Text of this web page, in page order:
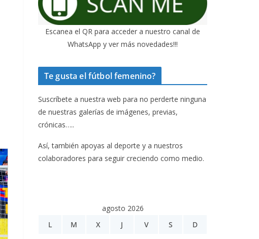
Escanea el QR para acceder a nuestro canal de
WhatsApp y ver más novedades!!!
Te gusta el fútbol femenino?
Suscríbete a nuestra web para no perderte ninguna
de nuestras galerías de imágenes, previas,
crónicas…..
Así, también apoyas al deporte y a nuestros
colaboradores para seguir creciendo como medio.
agosto 2026
L
M X J V S D